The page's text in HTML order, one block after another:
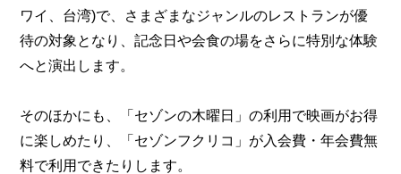
ワイ、台湾)で、さまざまなジャンルのレストランが優
待の対象となり、記念日や会食の場をさらに特別な体験
へと演出します。
そのほかにも、「セゾンの木曜日」の利用で映画がお得
に楽しめたり、「セゾンフクリコ」が入会費・年会費無
料で利用できたりします。